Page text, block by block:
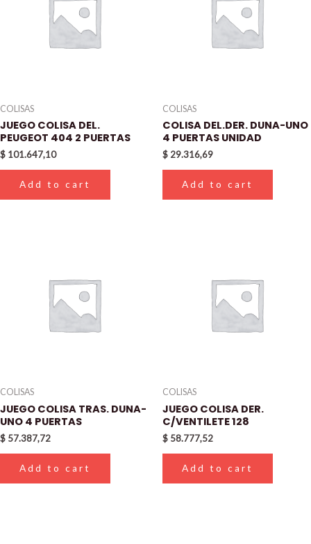
COLISAS
JUEGO COLISA DEL.
PEUGEOT 404 2 PUERTAS
$ 101.647,10
Add to cart
COLISAS
COLISA DEL.DER. DUNA-UNO
4 PUERTAS UNIDAD
$ 29.316,69
Add to cart
COLISAS
JUEGO COLISA TRAS. DUNA-
UNO 4 PUERTAS
$ 57.387,72
Add to cart
COLISAS
JUEGO COLISA DER.
C/VENTILETE 128
$ 58.777,52
Add to cart